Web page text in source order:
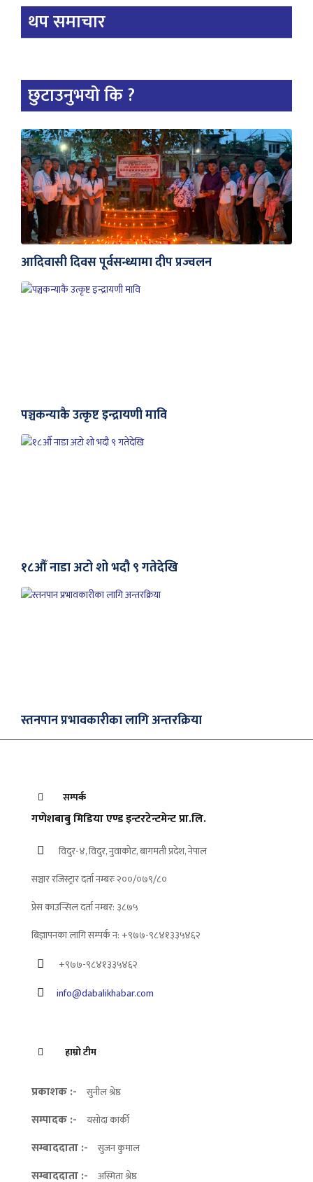
थप समाचार
छुटाउनुभयो कि ?
आदिवासी दिवस पूर्वसन्ध्यामा दीप प्रज्वलन
पञ्चकन्याकै उत्कृष्ट इन्द्रायणी मावि
१८औँ नाडा अटो शो भदौ ९ गतेदेखि
स्तनपान प्रभावकारीका लागि अन्तरक्रिया
सम्पर्क
गणेशबाबु मिडिया एण्ड इन्टरटेन्टमेन्ट प्रा.लि.
विदुर-४, विदुर, नुवाकोट, बागमती प्रदेश, नेपाल
सञ्चार रजिस्ट्रार दर्ता नम्बरः २००/०७९/८०
प्रेस काउन्सिल दर्ता नम्बर: ३८७५
बिज्ञापनका लागि सम्पर्क न: +९७७-९८४१३३५४६२
+९७७-९८४१३३५४६२
info@dabalikhabar.com
हाम्रो टीम
प्रकाशक :- सुनील श्रेष्ठ
सम्पादक :- यसोदा कार्की
सम्बाददाता :- सुजन कुमाल
सम्बाददाता :- अस्मिता श्रेष्ठ